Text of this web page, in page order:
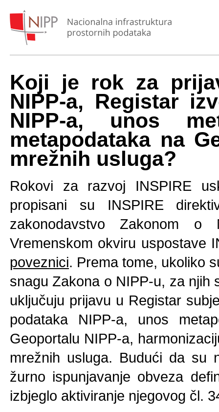
Koji je rok za
NIPP-a, Registar
NIPP-a, unos
metapodataka na
mrežnih usluga?
Rokovi za razvoj INSPIRE
propisani su INSPIRE
zakonodavstvo Zakonom
Vremenskom okviru uspostave
poveznici. Prema tome, ukoliko
snagu Zakona o NIPP-u, za njih
uključuju prijavu u Registar
podataka NIPP-a, unos
Geoportalu NIPP-a,
mrežnih usluga. Budući da su
žurno ispunjavanje obveza
izbjeglo aktiviranje njegovog čl.